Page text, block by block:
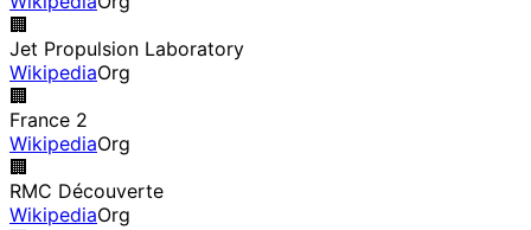
🏢
Jet Propulsion Laboratory
WikipediaOrg
🏢
France 2
WikipediaOrg
🏢
RMC Découverte
WikipediaOrg